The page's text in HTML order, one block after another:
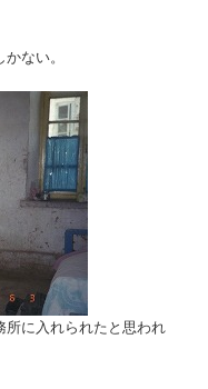
ない。
所に入れられたと思われ